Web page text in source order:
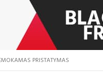
PRISTATYMAS